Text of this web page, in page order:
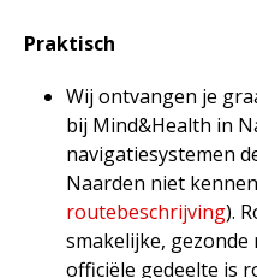
Praktisch
Wij ontvangen je
bij Mind&Health in
navigatiesystemen
Naarden niet
routebeschrijving).
smakelijke,
officiële gedeelte is